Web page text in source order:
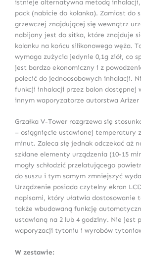
istnieje alternatywna metodą
pack (nabicie do kolanka). Zamiast do
grzewczej znajdującej się wewnątrz
nabijany jest do sitka, które znajduje
kolanku na końcu silikonowego węża.
wymaga zużycia jedynie 0,1g ziół, co
jest bardzo ekonomiczny i z
polecić do jednoosobowych inhalacji.
funkcji inhalacji przez balon dostępnej
innym waporyzatorze autorstwa Arizer
Grzałka V-Tower rozgrzewa się
– osiągnięcie ustawionej temperatury
minut. Zaleca się jednak odczekać aż
szklane elementy urządzenia (10-15
mogły schłodzić przelatującego
do suszu i tym samym zmniejszyć
Urządzenie posiada czytelny ekran
napisami, który ułatwia dostosowanie
także wbudowaną funkcję
ustawianą na 2 lub 4 godziny. Nie jest
waporyzacji tytoniu i wyrobów
W zestawie: